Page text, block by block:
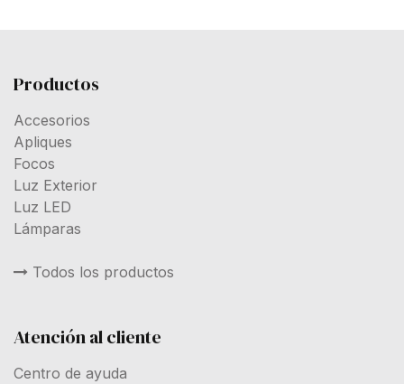
Productos
Accesorios
Apliques
Focos
Luz Exterior
Luz LED
Lámparas
Todos los productos
Atención al cliente
Centro de ayuda